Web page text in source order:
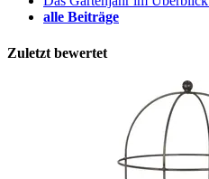
alle Beiträge
Zuletzt bewertet